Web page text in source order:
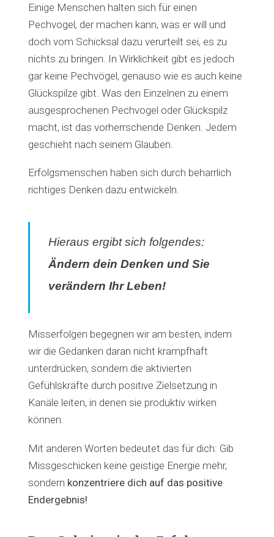
Einige Menschen halten sich für einen
Pechvogel, der machen kann, was er will und
doch vom Schicksal dazu verurteilt sei, es zu
nichts zu bringen. In Wirklichkeit gibt es jedoch
gar keine Pechvögel, genauso wie es auch keine
Glückspilze gibt. Was den Einzelnen zu einem
ausgesprochenen Pechvogel oder Glückspilz
macht, ist das vorherrschende Denken. Jedem
geschieht nach seinem Glauben.
Erfolgsmenschen haben sich durch beharrlich
richtiges Denken dazu entwickeln.
Hieraus ergibt sich folgendes:
Ändern dein Denken und Sie
verändern Ihr Leben!
Misserfolgen begegnen wir am besten, indem
wir die Gedanken daran nicht krampfhaft
unterdrücken, sondern die aktivierten
Gefühlskräfte durch positive Zielsetzung in
Kanäle leiten, in denen sie produktiv wirken
können.
Mit anderen Worten bedeutet das für dich: Gib
Missgeschicken keine geistige Energie mehr,
sondern konzentriere dich auf das positive
Endergebnis!